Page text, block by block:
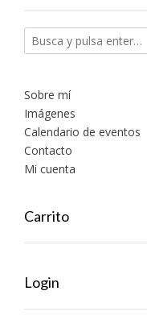
Sobre mí
Imágenes
Calendario de eventos
Contacto
Mi cuenta
Carrito
Login